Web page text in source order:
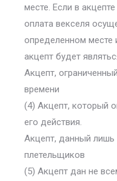
месте. Если в
оплата векселя
определенном месте
акцепт будет
Акцепт,
времени
(4) Акцепт, который
его действия.
Акцепт, данный
плетельщиков
(5) Акцепт дан не